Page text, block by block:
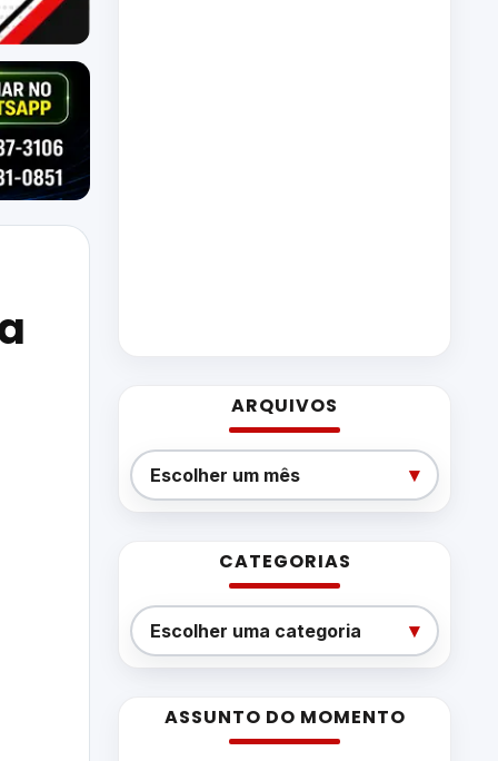
ARQUIVOS
Arquivos
Escolher um mês ▾
CATEGORIAS
Categorias
Escolher uma categoria ▾
ASSUNTO DO MOMENTO